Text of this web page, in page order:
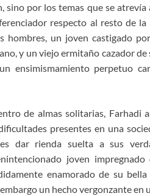
sino por los temas que se
respecto al resto de
hombres, un joven castigado
y un viejo ermitaño cazador
ensimismamiento perpetuo
de almas solitarias, Farhadi
presentes en una
dar rienda suelta a sus
joven
enamorado de su
un hecho vergonzante en